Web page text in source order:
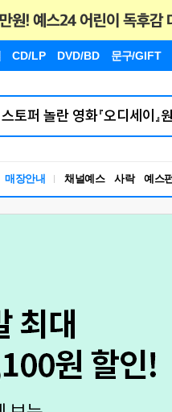
CD/LP DVD/BD 문구/GIFT
매장안내 채널예스 사락 예스